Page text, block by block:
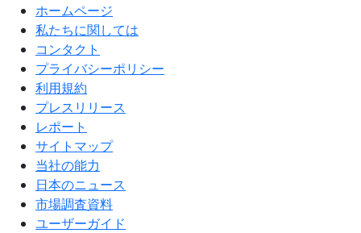
ホームページ
私たちに関しては
コンタクト
プライバシーポリシー
利用規約
プレスリリース
レポート
サイトマップ
当社の能力
日本のニュース
市場調査資料
ユーザーガイド